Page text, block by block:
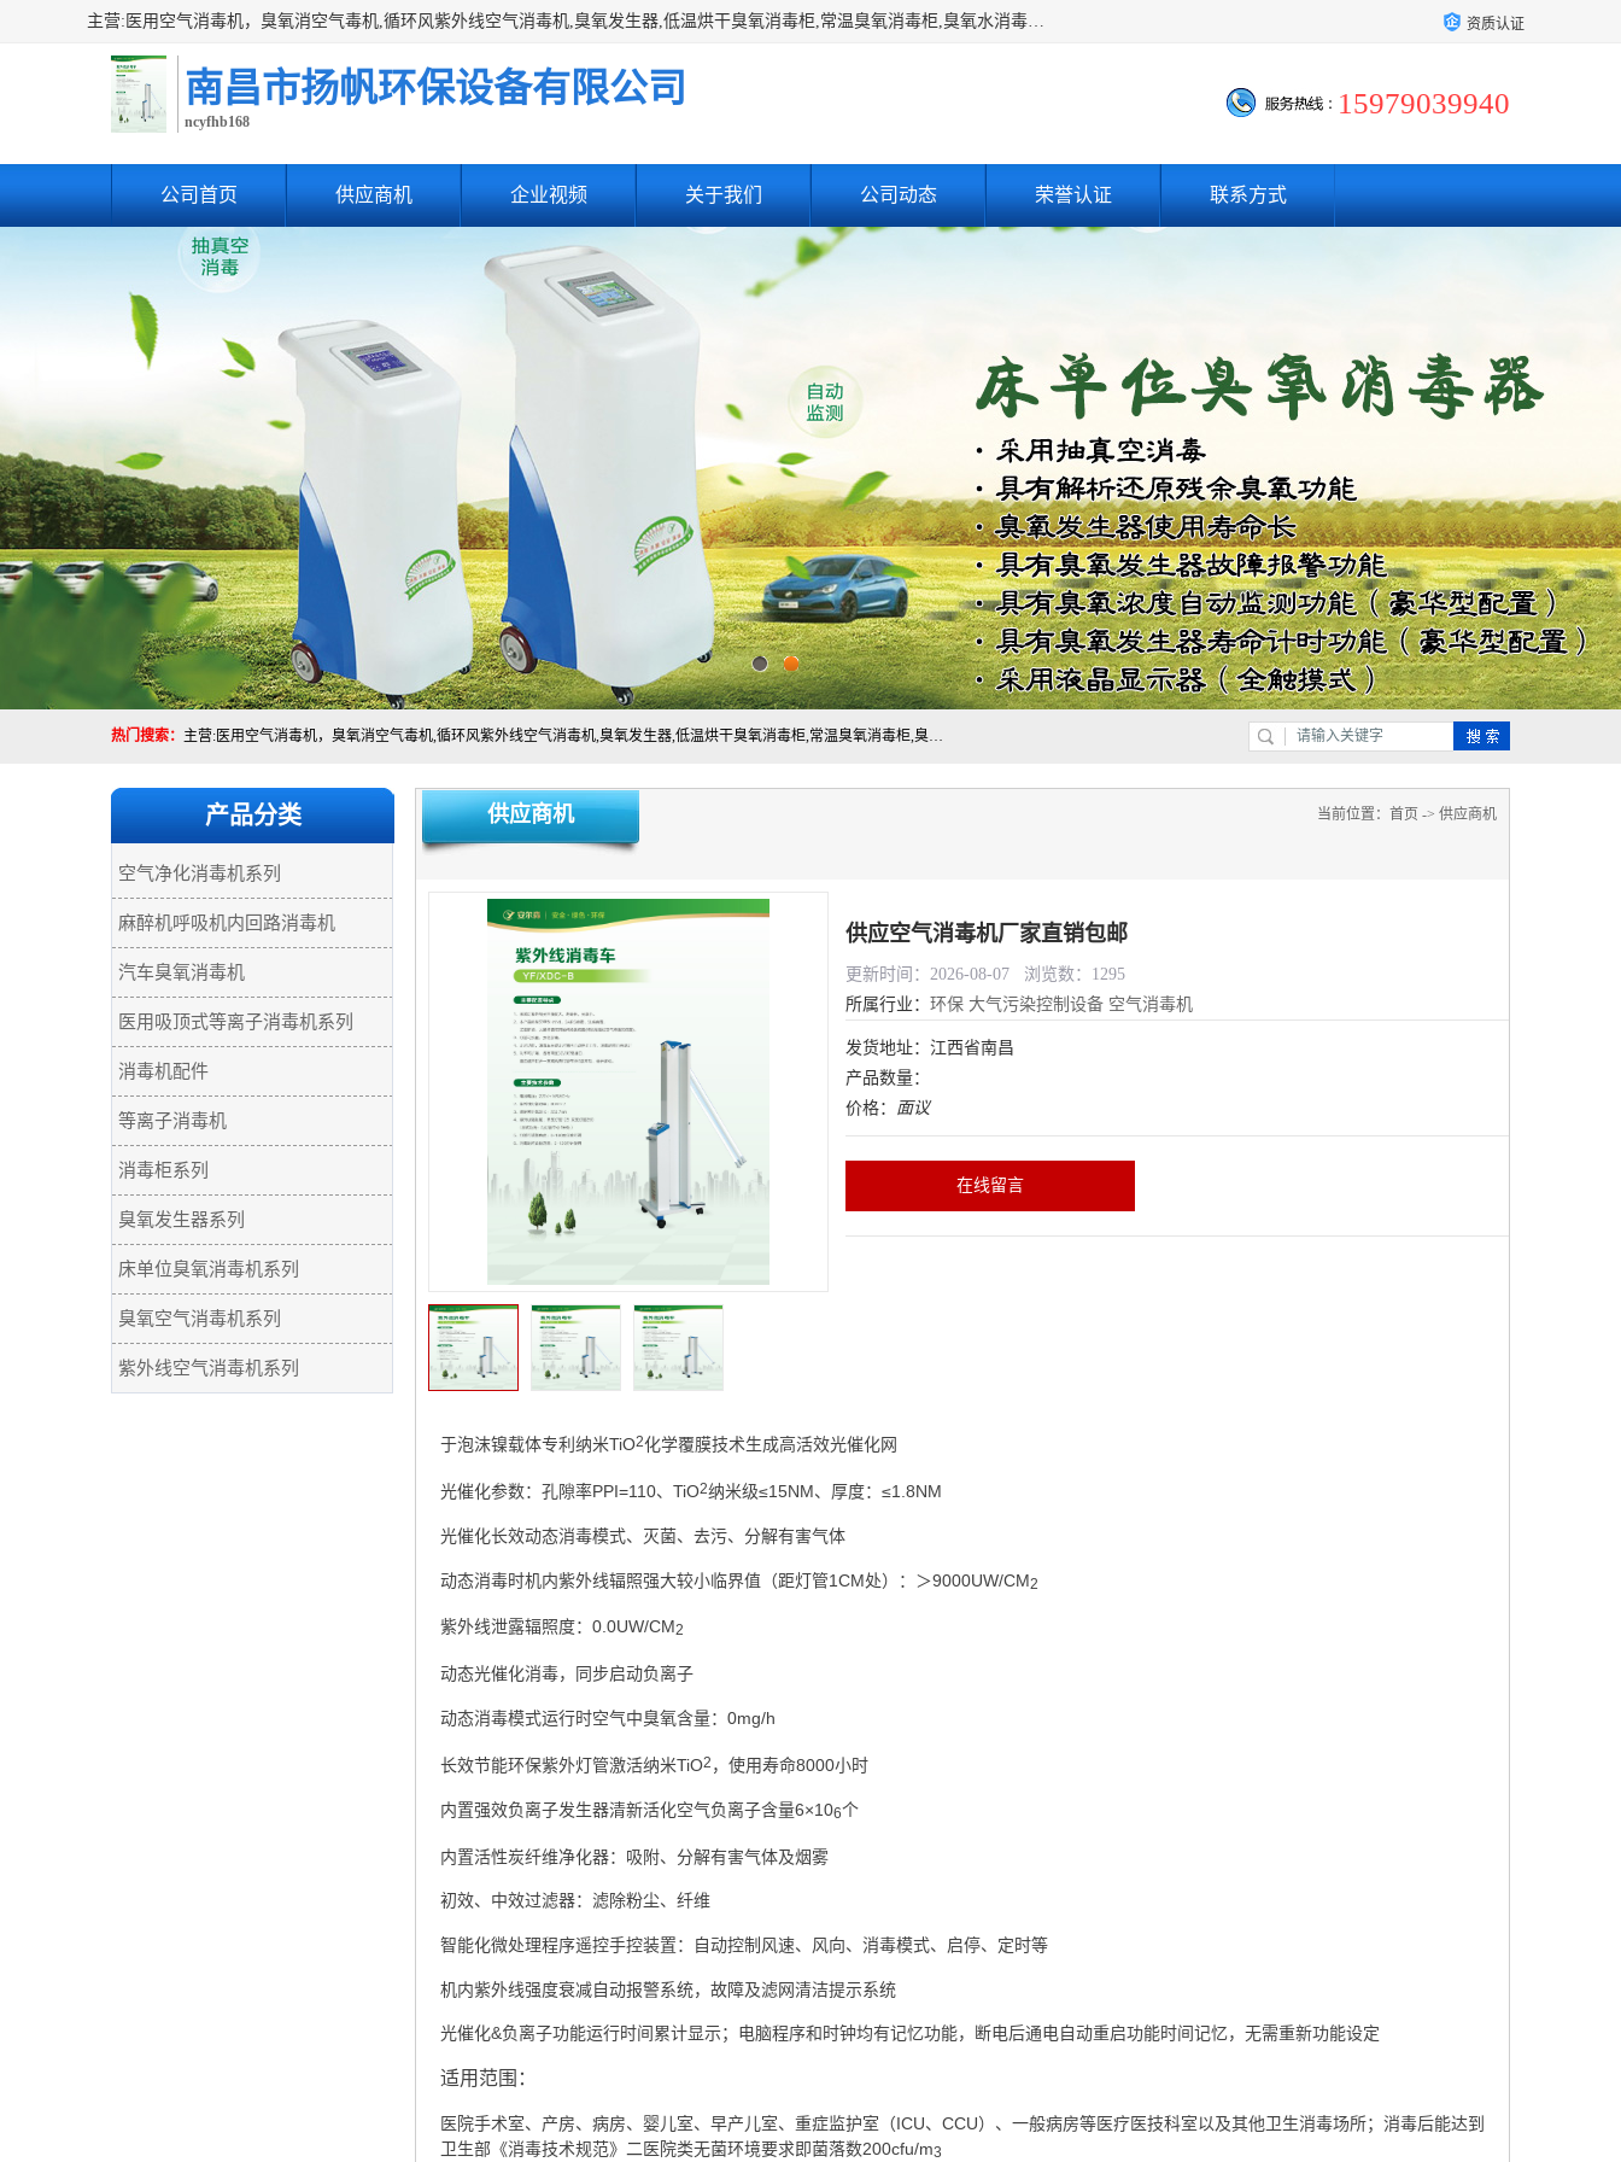
主营:医用空气消毒机，臭氧消空气毒机,循环风紫外线空气消毒机,臭氧发生器,低温烘干臭氧消毒柜,常温臭氧消毒柜,臭氧水消毒机,管道容器臭氧消毒机,内置式臭氧消毒机,外置式臭氧消毒机,床单位臭氧消毒器。医用工作服灭菌柜，医用拖鞋消毒柜,麻醉机内管路消毒机，呼吸机回路消毒机 资质认证
南昌市扬帆环保设备有限公司
ncyfhb168
15979039940
公司首页 供应商机 企业视频 关于我们 公司动态 荣誉认证 联系方式
热门搜索： 主营:医用空气消毒机，臭氧消空气毒机,循环风紫外线空气消毒机,臭氧发生器,低温烘干臭氧消毒柜,常温臭氧消毒柜,臭氧水消毒机,管道容器臭氧消毒机,内置式臭氧消毒机,外置式臭氧消毒机,床单位臭氧消毒器。医用工作服灭菌柜，医用拖鞋消毒柜,麻醉机内管路消毒机，呼吸机回路消毒机
产品分类
空气净化消毒机系列
麻醉机呼吸机内回路消毒机
汽车臭氧消毒机
医用吸顶式等离子消毒机系列
消毒机配件
等离子消毒机
消毒柜系列
臭氧发生器系列
床单位臭氧消毒机系列
臭氧空气消毒机系列
紫外线空气消毒机系列
供应商机 当前位置： 首页 -> 供应商机
供应空气消毒机厂家直销包邮
更新时间：2026-08-07 浏览数：1295
所属行业： 环保 大气污染控制设备 空气消毒机
发货地址：江西省南昌
产品数量：
价格： 面议
在线留言
于泡沫镍载体专利纳米TiO2化学覆膜技术生成高活效光催化网
光催化参数：孔隙率PPI=110、TiO2纳米级≤15NM、厚度：≤1.8NM
光催化长效动态消毒模式、灭菌、去污、分解有害气体
动态消毒时机内紫外线辐照强大较小临界值（距灯管1CM处）：＞9000UW/CM2
紫外线泄露辐照度：0.0UW/CM2
动态光催化消毒，同步启动负离子
动态消毒模式运行时空气中臭氧含量：0mg/h
长效节能环保紫外灯管激活纳米TiO2 ，使用寿命8000小时
内置强效负离子发生器清新活化空气负离子含量6×106个
内置活性炭纤维净化器：吸附、分解有害气体及烟雾
初效、中效过滤器：滤除粉尘、纤维
智能化微处理程序遥控手控装置：自动控制风速、风向、消毒模式、启停、定时等
机内紫外线强度衰减自动报警系统，故障及滤网清洁提示系统
光催化&负离子功能运行时间累计显示；电脑程序和时钟均有记忆功能，断电后通电自动重启功能时间记忆，无需重新功能设定
适用范围：
医院手术室、产房、病房、婴儿室、早产儿室、重症监护室（ICU、CCU）、一般病房等医疗医技科室以及其他卫生消毒场所；消毒后能达到
卫生部《消毒技术规范》二医院类无菌环境要求即菌落数200cfu/m3